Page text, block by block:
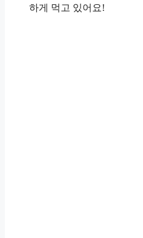
하게 먹고 있어요!